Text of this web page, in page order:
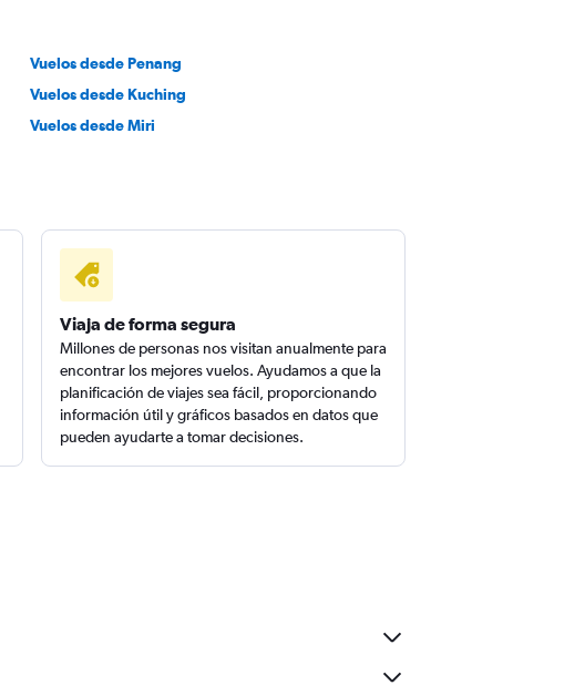
Vuelos desde Penang
Vuelos desde Kuching
Vuelos desde Miri
Viaja de forma segura
Millones de personas nos visitan anualmente para
encontrar los mejores vuelos. Ayudamos a que la
planificación de viajes sea fácil, proporcionando
información útil y gráficos basados en datos que
pueden ayudarte a tomar decisiones.